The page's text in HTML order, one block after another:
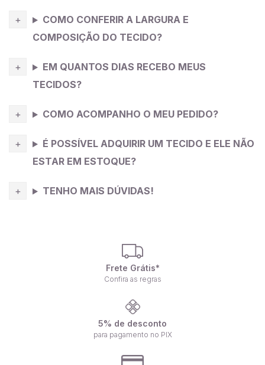
COMO CONFERIR A LARGURA E
COMPOSIÇÃO DO TECIDO?
EM QUANTOS DIAS RECEBO MEUS
TECIDOS?
COMO ACOMPANHO O MEU PEDIDO?
É POSSÍVEL ADQUIRIR UM TECIDO E ELE NÃO
ESTAR EM ESTOQUE?
TENHO MAIS DÚVIDAS!
Frete Grátis*
Confira as regras
5% de desconto
para pagamento no PIX